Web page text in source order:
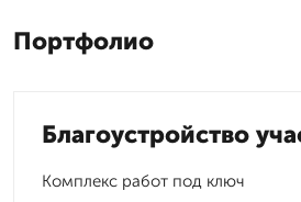
Портфолио
Благоустройство
Комплекс работ под ключ